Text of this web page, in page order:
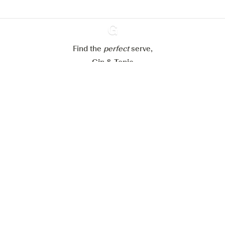
Ginventory
Find the perfectserve,
Gin & Tonic